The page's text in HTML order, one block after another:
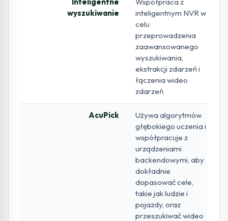
wyszukiwanie
inteligentnym NVR w
celu
przeprowadzenia
zaawansowanego
wyszukiwania,
ekstrakcji zdarzeń i
łączenia wideo
zdarzeń
AcuPick
Używa algorytmów
głębokiego uczenia i
współpracuje z
urządzeniami
backendowymi, aby
dokładnie
dopasować cele,
takie jak ludzie i
pojazdy, oraz
przeszukiwać wideo